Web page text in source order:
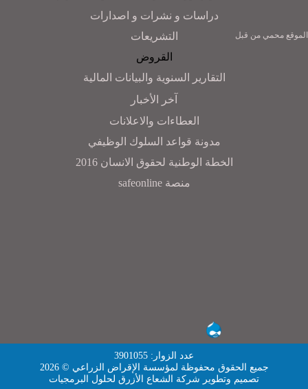
دراسات و نشرات و اصدارات
التشريعات
القروض
التقارير السنوية والبيانات المالية
آخر الأخبار
العطاءات والاعلانات
مدونة قواعد السلوك الوظيفي
الخطة الوطنية لحقوق الانسان 2016
منصة safeonline
الموقع محمي من قبل
عدد الزوار: 3901055
جميع الحقوق محفوظة لمؤسسة الإقراض الزراعي © 2026
تصميم وتطوير شركة الشعاع الأزرق لحلول البرمجيات